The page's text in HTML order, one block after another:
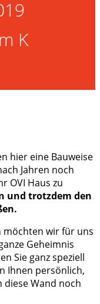
K
hier eine Bauweise
Jahren noch
OVI Haus zu
und trotzdem den
möchten wir für uns
Geheimnis
Sie ganz speziell
Ihnen persönlich,
Wand noch